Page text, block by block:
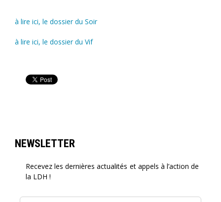
à lire ici, le dossier du Soir
à lire ici, le dossier du Vif
NEWSLETTER
Recevez les dernières actualités et appels à l’action de
la LDH !